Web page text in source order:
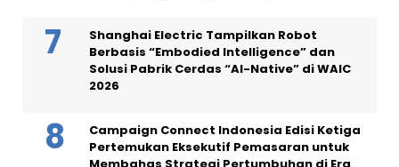
Shanghai Electric Tampilkan Robot
Berbasis “Embodied Intelligence” dan
Solusi Pabrik Cerdas “AI-Native” di WAIC
2026
Campaign Connect Indonesia Edisi Ketiga
Pertemukan Eksekutif Pemasaran untuk
Membahas Strategi Pertumbuhan di Era